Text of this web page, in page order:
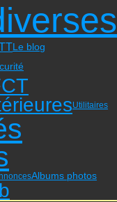
Le blog
Utilitaires
Albums photos